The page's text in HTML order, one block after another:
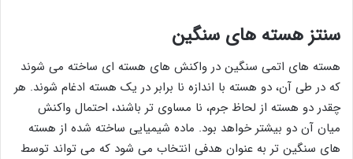
سنتز هسته های سنگین
هسته ‌های اتمی سنگین در واکنش ‌های هسته ‌ای ساخته می ‌شوند
که در طی آن، دو هسته با اندازه نا برابر در یک هسته ادغام شوند. هر
چقدر دو هسته از لحاظ جرم، نا مساوی تر باشند، احتمال واکنش
میان آن دو بیشتر خواهد بود. ماده شیمیایی ساخته شده از هسته
‌های سنگین ‌تر به عنوان هدفی انتخاب می‌ شود که می تواند توسط